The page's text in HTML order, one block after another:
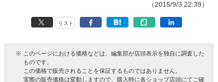
（2015/9/3 22:39）
リスト
※ このページにおける価格などは、編集部が店頭表示を独自に調査した
ものです。
この価格で販売されることを保証するものではありません。
実際の販売価格は変動しますので、購入時に各ショップ店頭にてご確